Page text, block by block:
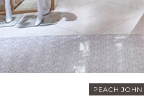
PEACH JOHN